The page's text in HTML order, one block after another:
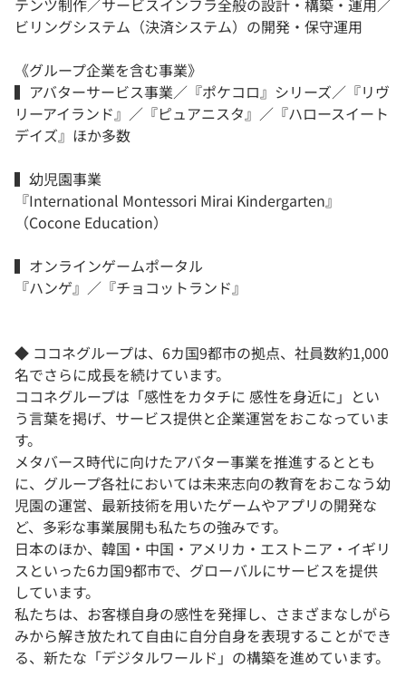
テンツ制作／サービスインフラ全般の設計・構築・運用／
ビリングシステム（決済システム）の開発・保守運用
《グループ企業を含む事業》
▍アバターサービス事業／『ポケコロ』シリーズ／『リヴ
リーアイランド』／『ピュアニスタ』／『ハロースイート
デイズ』ほか多数
▍幼児園事業
『International Montessori Mirai Kindergarten』
（Cocone Education）
▍オンラインゲームポータル
『ハンゲ』／『チョコットランド』
◆ ココネグループは、6カ国9都市の拠点、社員数約1,000
名でさらに成長を続けています。
ココネグループは「感性をカタチに 感性を身近に」とい
う言葉を掲げ、サービス提供と企業運営をおこなっていま
す。
メタバース時代に向けたアバター事業を推進するととも
に、グループ各社においては未来志向の教育をおこなう幼
児園の運営、最新技術を用いたゲームやアプリの開発な
ど、多彩な事業展開も私たちの強みです。
日本のほか、韓国・中国・アメリカ・エストニア・イギリ
スといった6カ国9都市で、グローバルにサービスを提供
しています。
私たちは、お客様自身の感性を発揮し、さまざまなしがら
みから解き放たれて自由に自分自身を表現することができ
る、新たな「デジタルワールド」の構築を進めています。